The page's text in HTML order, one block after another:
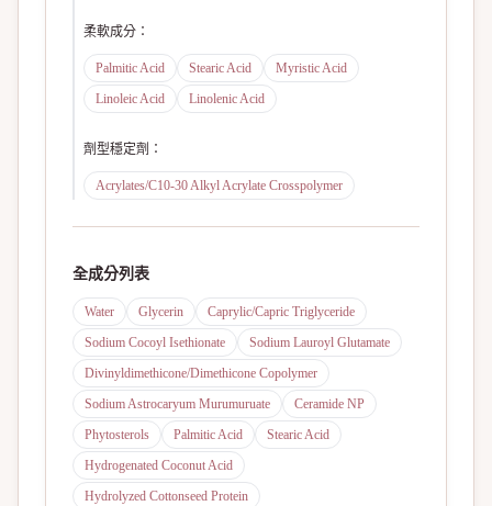
柔軟成分 ：
Palmitic Acid Stearic Acid
Myristic Acid
Linoleic Acid
Linolenic Acid
劑型穩定劑 ：
Acrylates/C10-30 Alkyl Acrylate Crosspolymer
全成分列表
Water Glycerin
Caprylic/Capric Triglyceride
Sodium Cocoyl Isethionate
Sodium Lauroyl Glutamate
Divinyldimethicone/Dimethicone Copolymer
Sodium Astrocaryum Murumuruate
Ceramide NP
Phytosterols
Palmitic Acid
Stearic Acid
Hydrogenated Coconut Acid
Hydrolyzed Cottonseed Protein